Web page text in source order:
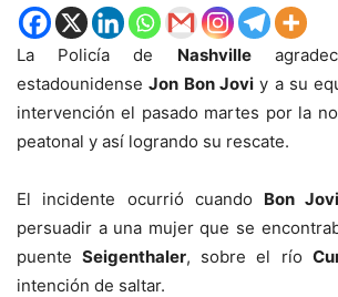
La Policía de Nashville
estadounidenseJon Bon Joviy a su
intervención el pasado martes por la
peatonal y así logrando su rescate.
El incidente ocurrió cuando Bon Jovi
persuadir a una mujer que se
puenteSeigenthaler, sobre el río
intención de saltar.